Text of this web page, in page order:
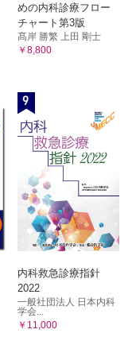
めの内科診療フロー
チャート第3版
髙岸 勝繁 上田 剛士
￥8,800
9
内科救急診療指針
2022
一般社団法人 日本内科
学会...
￥11,000